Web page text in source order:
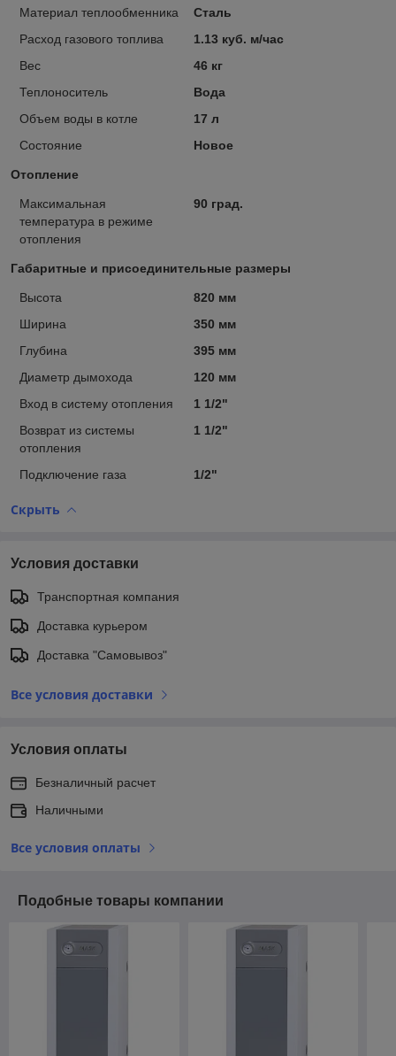
Материал теплообменника
Сталь
Расход газового топлива
1.13 куб. м/час
Вес
46 кг
Теплоноситель
Вода
Объем воды в котле
17 л
Состояние
Новое
Отопление
Максимальная
температура в режиме
отопления
90 град.
Габаритные и присоединительные размеры
Высота
820 мм
Ширина
350 мм
Глубина
395 мм
Диаметр дымохода
120 мм
Вход в систему отопления
1 1/2"
Возврат из системы
отопления
1 1/2"
Подключение газа 1/2"
Скрыть
Условия доставки
Транспортная компания
Доставка курьером
Доставка "Самовывоз"
Все условия доставки
Условия оплаты
Безналичный расчет
Наличными
Все условия оплаты
Подобные товары компании